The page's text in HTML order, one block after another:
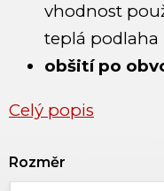
vhodnost
teplá podlaha
obšití po
Celý popis
Rozměr